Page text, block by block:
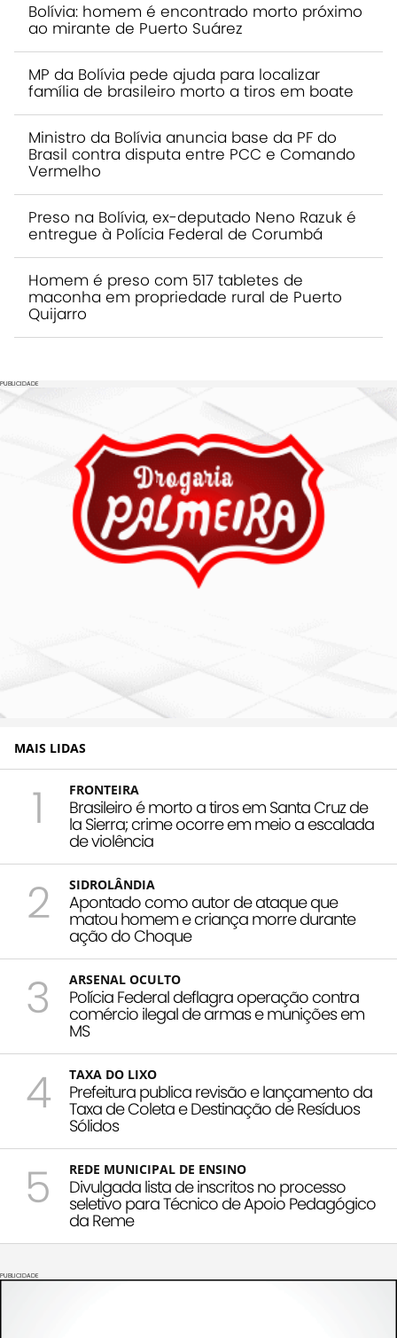
Bolívia: homem é encontrado morto próximo
ao mirante de Puerto Suárez
MP da Bolívia pede ajuda para localizar
família de brasileiro morto a tiros em boate
Ministro da Bolívia anuncia base da PF do
Brasil contra disputa entre PCC e Comando
Vermelho
Preso na Bolívia, ex-deputado Neno Razuk é
entregue à Polícia Federal de Corumbá
Homem é preso com 517 tabletes de
maconha em propriedade rural de Puerto
Quijarro
PUBLICIDADE
MAIS LIDAS
1 FRONTEIRA
Brasileiro é morto a tiros em Santa Cruz de
la Sierra; crime ocorre em meio a escalada
de violência
2 SIDROLÂNDIA
Apontado como autor de ataque que
matou homem e criança morre durante
ação do Choque
3 ARSENAL OCULTO
Polícia Federal deflagra operação contra
comércio ilegal de armas e munições em
MS
4 TAXA DO LIXO
Prefeitura publica revisão e lançamento da
Taxa de Coleta e Destinação de Resíduos
Sólidos
5 REDE MUNICIPAL DE ENSINO
Divulgada lista de inscritos no processo
seletivo para Técnico de Apoio Pedagógico
da Reme
PUBLICIDADE